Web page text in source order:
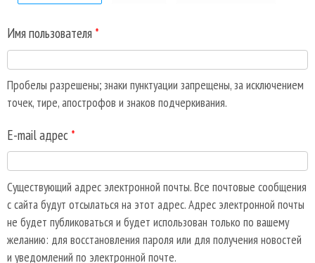
Имя пользователя *
Пробелы разрешены; знаки пунктуации запрещены, за исключением
точек, тире, апострофов и знаков подчеркивания.
E-mail адрес *
Существующий адрес электронной почты. Все почтовые сообщения
с сайта будут отсылаться на этот адрес. Адрес электронной почты
не будет публиковаться и будет использован только по вашему
желанию: для восстановления пароля или для получения новостей
и уведомлений по электронной почте.